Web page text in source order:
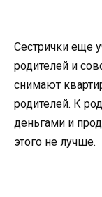
Сестрички еще
родителей и
снимают
родителей. К
деньгами и
этого не лучше.